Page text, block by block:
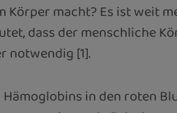
macht? Es ist weit
dass der menschliche
notwendig [1].
in den roten